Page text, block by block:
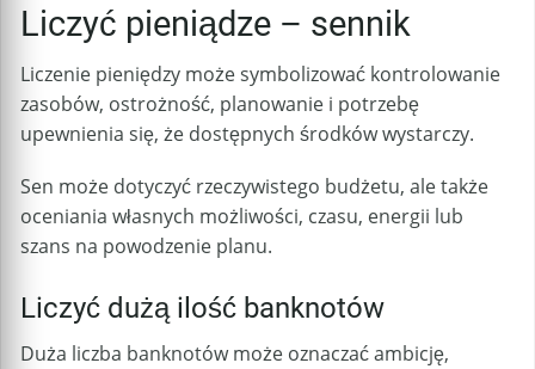
Liczyć pieniądze – sennik
Liczenie pieniędzy może symbolizować kontrolowanie
zasobów, ostrożność, planowanie i potrzebę
upewnienia się, że dostępnych środków wystarczy.
Sen może dotyczyć rzeczywistego budżetu, ale także
oceniania własnych możliwości, czasu, energii lub
szans na powodzenie planu.
Liczyć dużą ilość banknotów
Duża liczba banknotów może oznaczać ambicję,